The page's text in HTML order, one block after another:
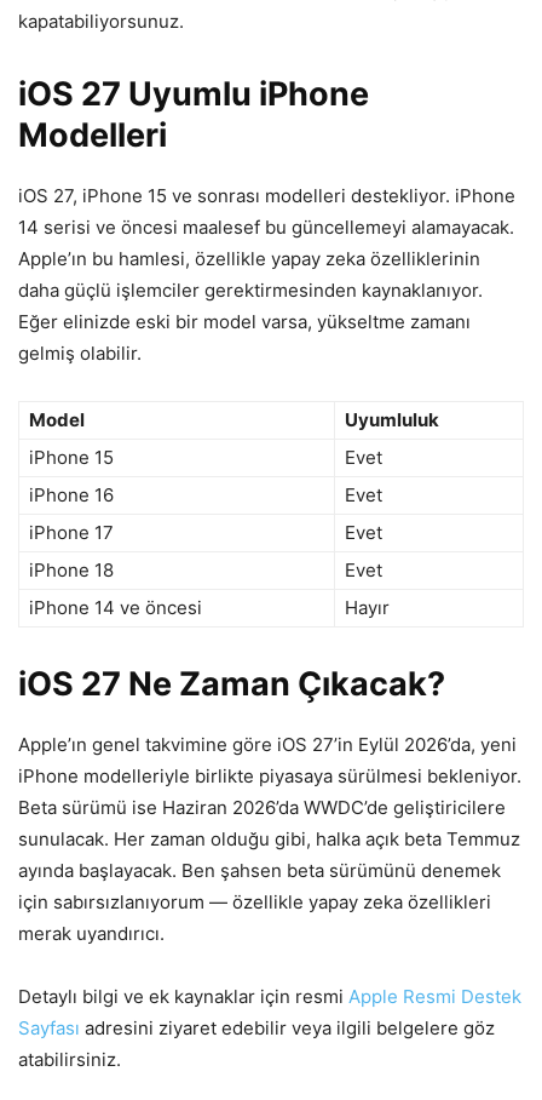
kapatabiliyorsunuz.
iOS 27 Uyumlu iPhone
Modelleri
iOS 27, iPhone 15 ve sonrası modelleri destekliyor. iPhone
14 serisi ve öncesi maalesef bu güncellemeyi alamayacak.
Apple’ın bu hamlesi, özellikle yapay zeka özelliklerinin
daha güçlü işlemciler gerektirmesinden kaynaklanıyor.
Eğer elinizde eski bir model varsa, yükseltme zamanı
gelmiş olabilir.
Model
Uyumluluk
iPhone 15
Evet
iPhone 16
Evet
iPhone 17
Evet
iPhone 18
Evet
iPhone 14 ve öncesi
Hayır
iOS 27 Ne Zaman Çıkacak?
Apple’ın genel takvimine göre iOS 27’in Eylül 2026’da, yeni
iPhone modelleriyle birlikte piyasaya sürülmesi bekleniyor.
Beta sürümü ise Haziran 2026’da WWDC’de geliştiricilere
sunulacak. Her zaman olduğu gibi, halka açık beta Temmuz
ayında başlayacak. Ben şahsen beta sürümünü denemek
için sabırsızlanıyorum — özellikle yapay zeka özellikleri
merak uyandırıcı.
Detaylı bilgi ve ek kaynaklar için resmi Apple Resmi Destek
Sayfası adresini ziyaret edebilir veya ilgili belgelere göz
atabilirsiniz.